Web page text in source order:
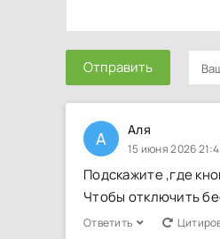
Отправить
А Аля
15 июня 2026
Подскажите ,где
Чтобы отключить
Ответить